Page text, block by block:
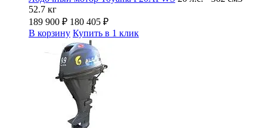
52.7 кг
189 900 ₽ 180 405 ₽
В корзину Купить в 1 клик